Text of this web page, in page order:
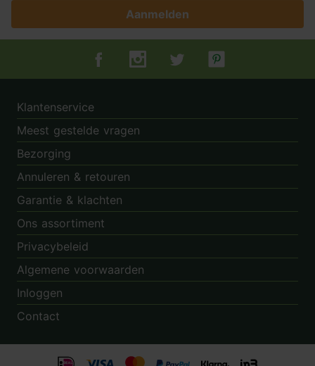
Aanmelden
Tuincentrum.nl op Facebook
Tuincentrum.nl op Instagram
Tuincentrum.nl op Twitter
Tuincentrum.nl op
Klantenservice
Meest gestelde vragen
Bezorging
Annuleren & retouren
Garantie & klachten
Ons assortiment
Privacybeleid
Algemene voorwaarden
Inloggen
Contact